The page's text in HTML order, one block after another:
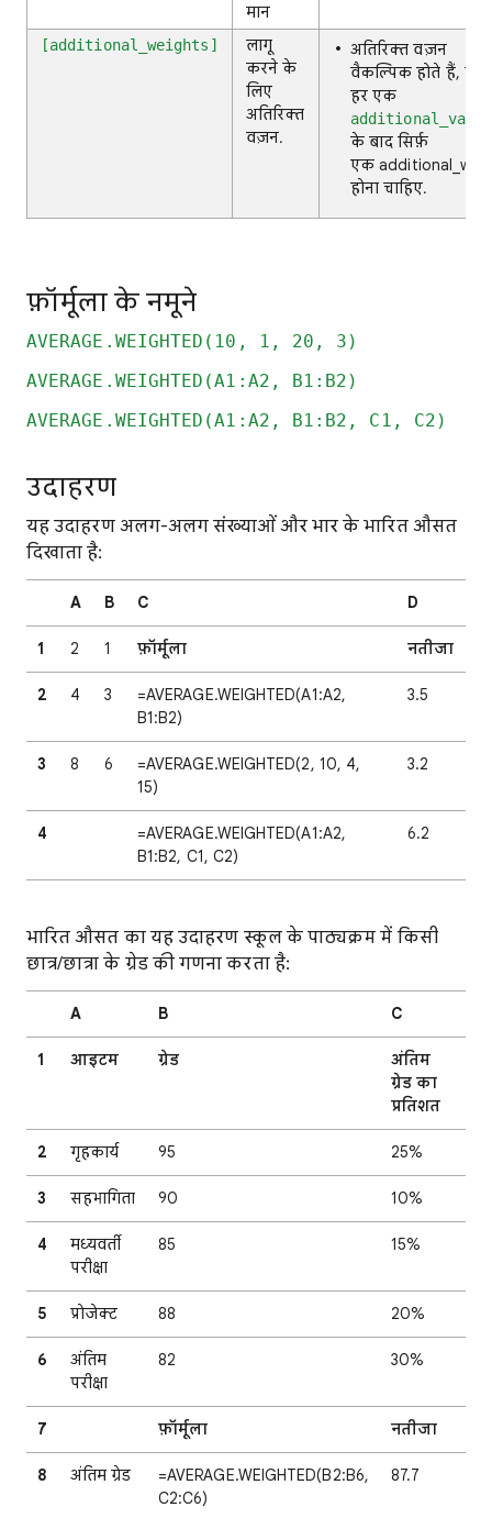
मान
[additional_weights]
लागू
करने के
लिए
अतिरिक्त
वज़न.
अतिरिक्त वज़न
वैकल्पिक होते हैं,
हर एक
additional_value
के बाद सिर्फ़
एक
होना चाहिए.
फ़ॉर्मूला के नमूने
AVERAGE.WEIGHTED(10, 1, 20, 3)
AVERAGE.WEIGHTED(A1:A2, B1:B2)
AVERAGE.WEIGHTED(A1:A2, B1:B2, C1, C2)
उदाहरण
यह उदाहरण अलग-अलग संख्याओं और भार के भारित औसत
दिखाता है:
A B C D
1 2 1 फ़ॉर्मूला नतीजा
2 4 3
=AVERAGE.WEIGHTED(A1:A2,
B1:B2)
3.5
3 8 6
=AVERAGE.WEIGHTED(2, 10, 4,
15)
3.2
4
=AVERAGE.WEIGHTED(A1:A2,
B1:B2, C1, C2)
6.2
भारित औसत का यह उदाहरण स्कूल के पाठ्यक्रम में किसी
छात्र/छात्रा के ग्रेड की गणना करता है:
A B C
1 आइटम ग्रेड
अंतिम
ग्रेड का
प्रतिशत
2 गृहकार्य 95 25%
3 सहभागिता 90 10%
4
मध्यवर्ती
परीक्षा
85 15%
5 प्रोजेक्ट 88 20%
6
अंतिम
परीक्षा
82 30%
7 फ़ॉर्मूला नतीजा
8 अंतिम ग्रेड
=AVERAGE.WEIGHTED(B2:B6,
C2:C6)
87.7